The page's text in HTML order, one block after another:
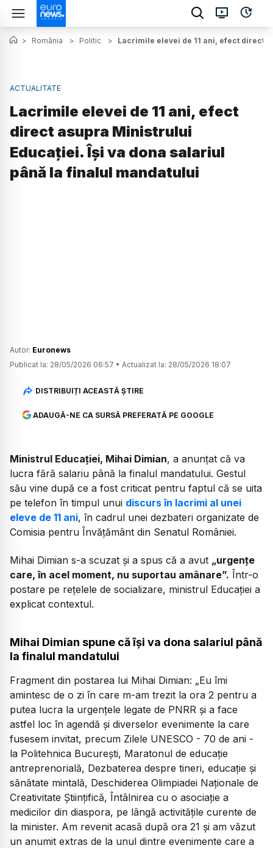
> România > Politic > Lacrimile elevei de 11 ani, efect direct
ACTUALITATE
Lacrimile elevei de 11 ani, efect
direct asupra Ministrului
Educației. Își va dona salariul
până la finalul mandatului
Autor: Euronews
Publicat la: 28/05/2026 06:57 • Actualizat la: 28/05/2026 18:07
DISTRIBUIȚI ACEASTĂ ȘTIRE
ADAUGĂ-NE CA SURSĂ PREFERATĂ PE GOOGLE
Ministrul Educației, Mihai Dimian, a anunțat că va
lucra fără salariu până la finalul mandatului. Gestul
său vine după ce a fost criticat pentru faptul că se uita
pe telefon în timpul unui discurs în lacrimi al unei
eleve de 11 ani, în cadrul unei dezbateri organizate de
Comisia pentru Învățământ din Senatul României.
Mihai Dimian s-a scuzat și a spus că a avut „urgențe
care, în acel moment, nu suportau amânare”. Într-o
postare pe rețelele de socializare, ministrul Educației a
explicat contextul.
Mihai Dimian spune că își va dona salariul până
la finalul mandatului
Fragment din postarea lui Mihai Dimian: „Eu îmi
amintesc de o zi în care m-am trezit la ora 2 pentru a
putea lucra la urgențele legate de PNRR și a face
astfel loc în agendă și diverselor evenimente la care
fusesem invitat, precum Zilele UNESCO - 70 de ani -
la Politehnica București, Maratonul de educație
antreprenorială, Dezbaterea despre tineri, educație și
sănătate mintală, Deschiderea Olimpiadei Naționale de
Creativitate Științifică, Întâlnirea cu o asociație a
medicilor din diaspora, pe lângă activitățile curente de
la minister. Am revenit acasă după ora 21 și am văzut
un anumit extras de la unul dintre evenimente care a